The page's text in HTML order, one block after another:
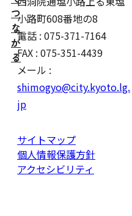
つ
な
が
る
小路町608番地の8
電話 : 075-371-7164
FAX : 075-351-4439
メール :
shimogyo@city.kyoto.lg.
jp
サイトマップ
個人情報保護方針
アクセシビリティ